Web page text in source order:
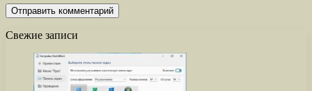
Свежие записи